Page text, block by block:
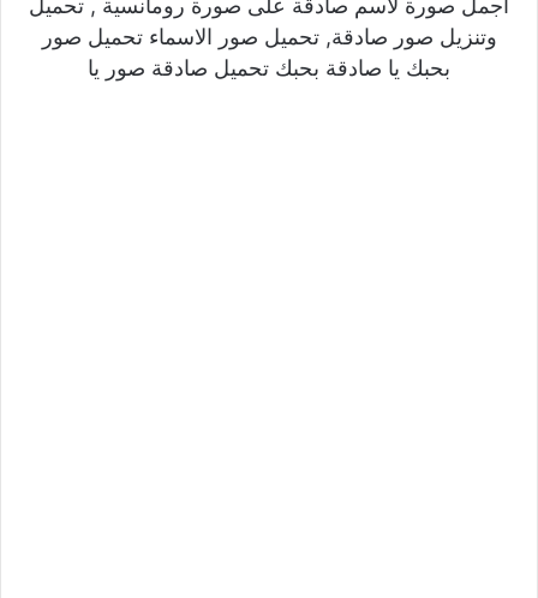
اجمل صورة لاسم صادقة على صورة رومانسية , تحميل
وتنزيل صور صادقة, تحميل صور الاسماء تحميل صور
بحبك يا صادقة بحبك تحميل صادقة صور يا